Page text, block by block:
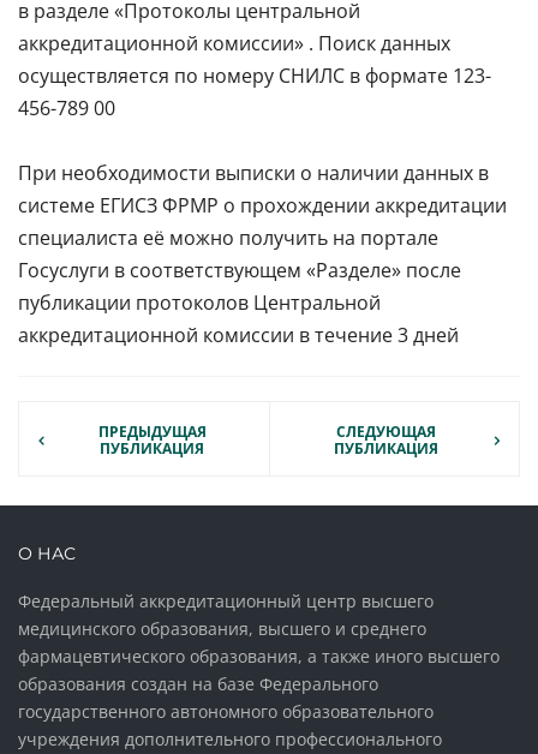
в разделе «Протоколы центральной
аккредитационной комиссии» . Поиск данных
осуществляется по номеру СНИЛС в формате 123-
456-789 00
При необходимости выписки о наличии данных в
системе ЕГИСЗ ФРМР о прохождении аккредитации
специалиста её можно получить на портале
Госуслуги в соответствующем «Разделе» после
публикации протоколов Центральной
аккредитационной комиссии в течение 3 дней
ПРЕДЫДУЩАЯ
ПУБЛИКАЦИЯ
СЛЕДУЮЩАЯ
ПУБЛИКАЦИЯ
О НАС
Федеральный аккредитационный центр высшего
медицинского образования, высшего и среднего
фармацевтического образования, а также иного высшего
образования создан на базе Федерального
государственного автономного образовательного
учреждения дополнительного профессионального